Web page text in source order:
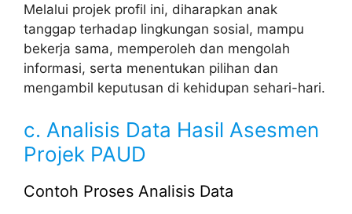
Melalui projek profil ini, diharapkan anak
tanggap terhadap lingkungan sosial, mampu
bekerja sama, memperoleh dan mengolah
informasi, serta menentukan pilihan dan
mengambil keputusan di kehidupan sehari-hari.
c. Analisis Data Hasil Asesmen
Projek PAUD
Contoh Proses Analisis Data